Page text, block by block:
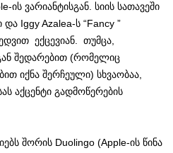
ის ვარიანტისგან. სიის სათავეში
Iggy Azalea-ს “Fancy ”
ექცევიან. თუმცა,
შედარებით (რომელიც
იქნა შერჩეული) სხვაობაა,
აქცენტი გადმოწერების
შორის Duolingo (Apple-ის წინა